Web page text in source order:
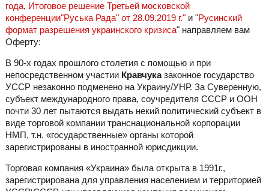
года, Итоговое решение Третьей московской
конференции"Руська Рада" от 28.09.2019 г."и "Русинский
формат разрешения украинского кризиса" направляем вам
Оферту:
В 90-х годах прошлого столетия с помощью и при
непосредственном участии Кравчуказаконное государство
УССР незаконно подменено на Украину/УНР. За Суверенную,
субъект международного права, соучредителя СССР и ООН
почти 30 лет пытаются выдать некий политический субъект в
виде торговой компании транснациональной корпорации
НМП, т.н. «государственные» органы которой
зарегистрированы в иностранной юрисдикции.
Торговая компания «Украина» была открыта в 1991г.,
зарегистрирована для управления населением и территорией